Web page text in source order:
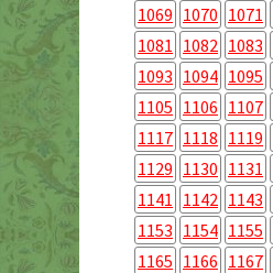
1069 1070 1071
1081 1082 1083
1093 1094 1095
1105 1106 1107
1117 1118 1119
1129 1130 1131
1141 1142 1143
1153 1154 1155
1165 1166 1167